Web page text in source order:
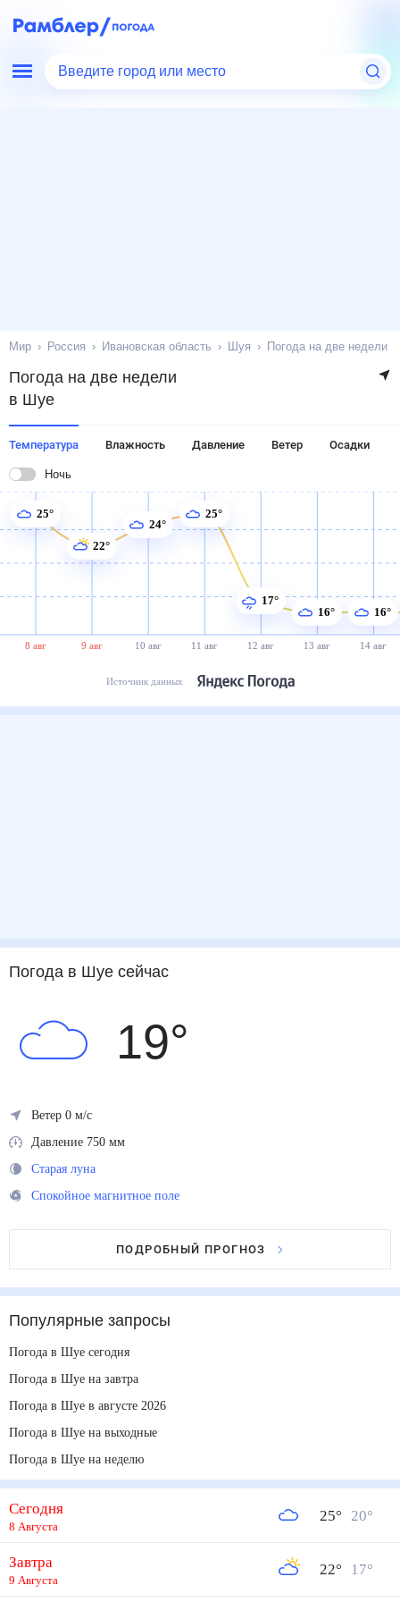
Введите город или место
Мир Россия Ивановская область Шуя Погода на две недели
Погода на две недели
в Шуе
Температура Влажность Давление Ветер Осадки
Ночь
8 авг 9 авг 10 авг 11 авг 12 авг 13 авг 14 авг
25°
22°
24°
25°
17°
16° 16°
Источник данных
Погода в Шуесейчас
19°
Ветер 0 м/с
Давление 750 мм
Старая луна
Спокойное магнитное поле
ПОДРОБНЫЙ ПРОГНОЗ
Популярные запросы
Погода в Шуе сегодня
Погода в Шуе на завтра
Погода в Шуе в августе 2026
Погода в Шуе на выходные
Погода в Шуе на неделю
Сегодня
8 Августа
25° 20°
Завтра
9 Августа
22° 17°